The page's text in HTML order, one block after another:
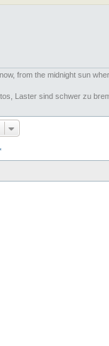
from the midnight sun
Laster sind schwer zu